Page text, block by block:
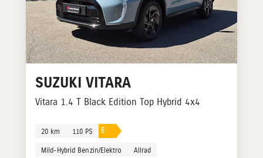
SUZUKI VITARA
Vitara 1.4 T Black Edition Top Hybrid 4x4
20 km 110 PS E
Mild-Hybrid Benzin/Elektro Allrad